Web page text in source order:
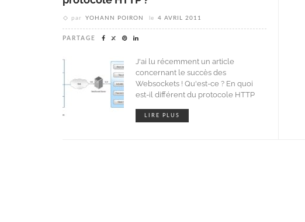
par YOHANN POIRON le 4 AVRIL 2011
PARTAGE
J'ai lu récemment un article
concernant le succès des
Websockets ! Qu'est-ce ? En quoi
est-il différent du protocole HTTP
LIRE PLUS